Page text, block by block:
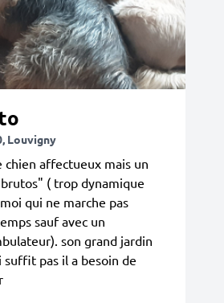
Louvigny
chien affectueux mais un
( trop dynamique
qui ne marche pas
sauf avec un
son grand jardin
suffit pas il a besoin de